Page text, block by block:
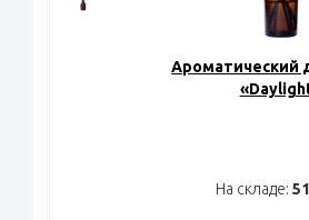
Ароматический
На складе: